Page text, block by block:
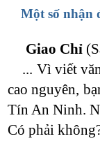
Một số nhận
Giao Chỉ
... Vì viết
cao nguyên,
Tín An Ninh.
Có phải